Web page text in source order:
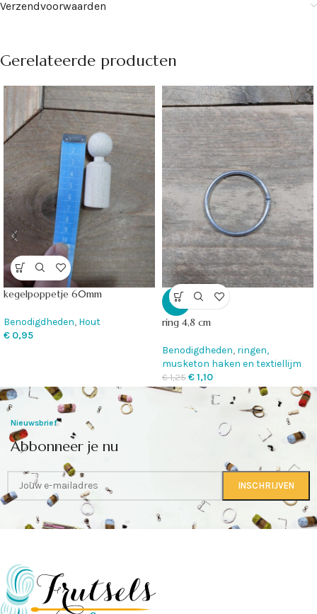
Verzendvoorwaarden
Gerelateerde producten
kegelpoppetje 60mm
Benodigdheden, Hout
€ 0,95
-12%
ring 4,8 cm
Benodigdheden, ringen,
musketon haken en textiellijm
€1,25 €1,10
Nieuwsbrief
Abbonneer je nu